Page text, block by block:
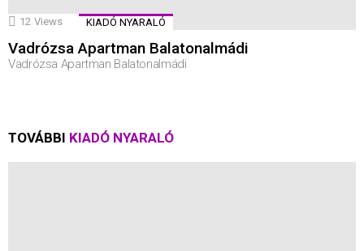
12 Views KIADÓ NYARALÓ
Vadrózsa Apartman Balatonalmádi
Vadrózsa Apartman Balatonalmádi
TOVÁBBI KIADÓ NYARALÓ